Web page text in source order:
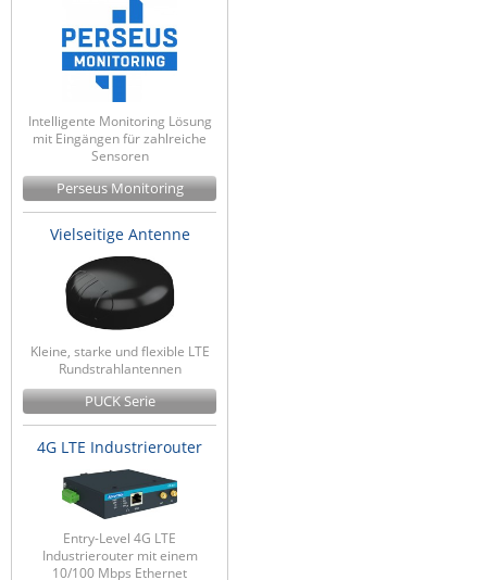
Intelligente Monitoring Lösung
mit Eingängen für zahlreiche
Sensoren
Perseus Monitoring
Vielseitige Antenne
Kleine, starke und flexible LTE
Rundstrahlantennen
PUCK Serie
4G LTE Industrierouter
Entry-Level 4G LTE
Industrierouter mit einem
10/100 Mbps Ethernet